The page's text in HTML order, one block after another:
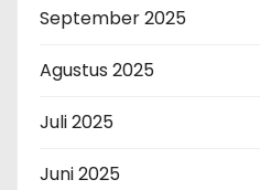
September 2025
Agustus 2025
Juli 2025
Juni 2025